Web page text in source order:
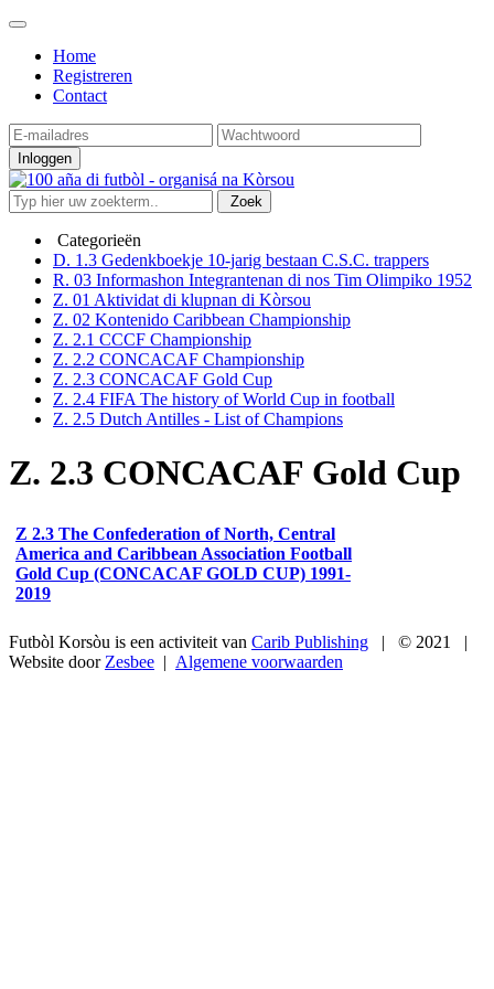
Home
Registreren
Contact
Inloggen
Zoek
Categorieën
D. 1.3 Gedenkboekje 10-jarig bestaan C.S.C. trappers
R. 03 Informashon Integrantenan di nos Tim Olimpiko 1952
Z. 01 Aktividat di klupnan di Kòrsou
Z. 02 Kontenido Caribbean Championship
Z. 2.1 CCCF Championship
Z. 2.2 CONCACAF Championship
Z. 2.3 CONCACAF Gold Cup
Z. 2.4 FIFA The history of World Cup in football
Z. 2.5 Dutch Antilles - List of Champions
Z. 2.3 CONCACAF Gold Cup
Z 2.3 The Confederation of North, Central
America and Caribbean Association Football
Gold Cup (CONCACAF GOLD CUP) 1991-
2019
Futbòl Korsòu is een activiteit van Carib Publishing | © 2021 |
Website door Zesbee | Algemene voorwaarden